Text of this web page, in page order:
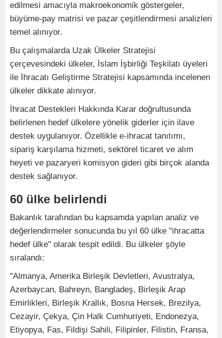
edilmesi amacıyla makroekonomik göstergeler,
büyüme-pay matrisi ve pazar çeşitlendirmesi analizleri
temel alınıyor.
Bu çalışmalarda Uzak Ülkeler Stratejisi
çerçevesindeki ülkeler, İslam İşbirliği Teşkilatı üyeleri
ile İhracatı Geliştirme Stratejisi kapsamında incelenen
ülkeler dikkate alınıyor.
İhracat Destekleri Hakkında Karar doğrultusunda
belirlenen hedef ülkelere yönelik giderler için ilave
destek uygulanıyor. Özellikle e-ihracat tanıtımı,
sipariş karşılama hizmeti, sektörel ticaret ve alım
heyeti ve pazaryeri komisyon gideri gibi birçok alanda
destek sağlanıyor.
60 ülke belirlendi
Bakanlık tarafından bu kapsamda yapılan analiz ve
değerlendirmeler sonucunda bu yıl 60 ülke "ihracatta
hedef ülke" olarak tespit edildi. Bu ülkeler şöyle
sıralandı:
"Almanya, Amerika Birleşik Devletleri, Avustralya,
Azerbaycan, Bahreyn, Bangladeş, Birleşik Arap
Emirlikleri, Birleşik Krallık, Bosna Hersek, Brezilya,
Cezayir, Çekya, Çin Halk Cumhuriyeti, Endonezya,
Etiyopya, Fas, Fildişi Sahili, Filipinler, Filistin, Fransa,